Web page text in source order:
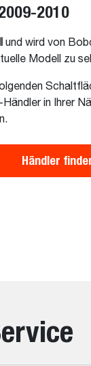
2010
und wird von
Modell zu
in Ihrer
Händler